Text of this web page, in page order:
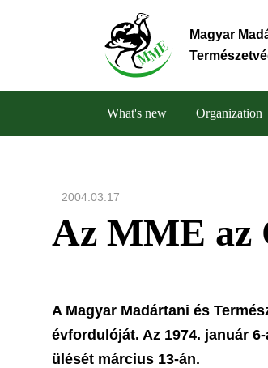
Magyar
navigation
What's new Organization
2004.03.17
Az MME az
A Magyar Madártani és
évfordulóját. Az 1974. január
ülését március 13-án.